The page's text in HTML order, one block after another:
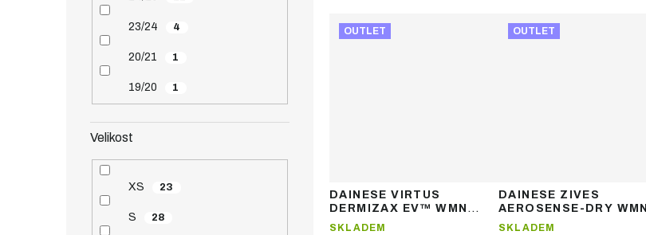
Velikost
XS 23
S 28
23/24 4
20/21 1
19/20 1
OUTLET
DAINESE VIRTUS
DERMIZAX EV™ WMN
JACKET – dámská
SKLADEM
OUTLET
DAINESE ZIVES
AEROSENSE-DRY WMN
JACKET – dámská
SKLADEM